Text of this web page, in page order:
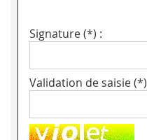
Signature (*) :
Validation de saisie (*)